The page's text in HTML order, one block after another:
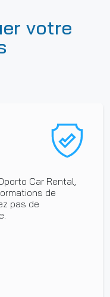
votre
Car Rental,
de
pas de